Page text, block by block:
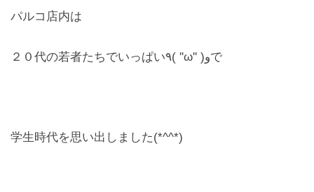
パルコ店内は
２０代の若者たちでいっぱい٩( ''ω'' )وで
学生時代を思い出しました(*^^*)